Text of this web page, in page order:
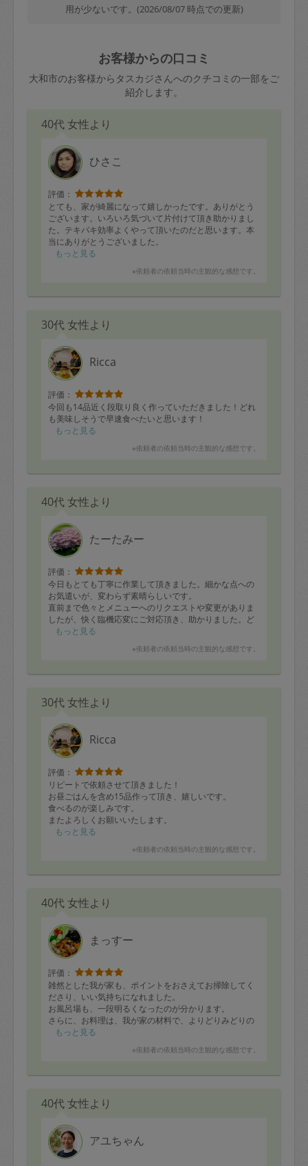
用が少ないです。(2026/08/07 時点での更新)
お客様からの口コミ
大和市のお客様からタスカジさんへのクチコミの一部をご
紹介します。
40代 女性より
ひさこ
評価：
とても、家が綺麗になって嬉しかったです。ありがとう
ございます。いろいろ気づいて片付けて頂き助かりまし
た。テキパキ効率よくやって頂いたのだと思います。本
当にありがとうございました。
もっと見る
※依頼者の依頼当時の主観的な感想です。
30代 女性より
Ricca
評価：
今回も14品近く段取り良く作っていただきました！どれ
も美味しそうで早速食べたいと思います！
もっと見る
※依頼者の依頼当時の主観的な感想です。
40代 女性より
たーたみー
評価：
今日もとても丁寧に作業して頂きました。細かな点への
お気遣いが、変わらず素晴らしいです。
直前まで色々とメニューへのリクエストや変更がありま
したが、快く臨機応変にご対応頂き、助かりました。ど
うもありがとうございました。
もっと見る
※依頼者の依頼当時の主観的な感想です。
30代 女性より
Ricca
評価：
リピートで依頼させて頂きました！
お昼ごはんを含め15品作って頂き、嬉しいです。
食べるのが楽しみです。
またよろしくお願いいたします。
もっと見る
※依頼者の依頼当時の主観的な感想です。
40代 女性より
まっすー
評価：
雑然とした我が家も、ポイントをおさえてお掃除してく
ださり、いい気持ちになれました。
お風呂場も、一段明るくなったのが分かります。
さらに、お料理は、我が家の材料で、よりどりみどりの
ご馳走に！
の炒めもの、ハンバーグ、ケークサレ、ほうれん草のお
満足です。
もっと見る
※依頼者の依頼当時の主観的な感想です。
40代 女性より
アユちゃん